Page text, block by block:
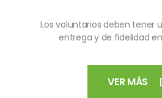
Los voluntarios deben tener
entrega y de fidelidad
VER MÁS